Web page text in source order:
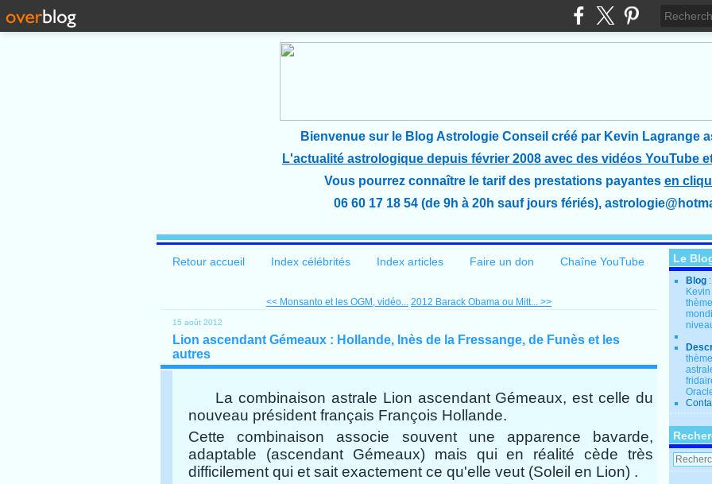
Bienvenue sur le Blog Astrologie Conseil créé par Kevin Lagrange
L'actualité astrologique depuis février 2008 avec des vidéos YouTube
Vous pourrez connaître le tarif des prestations payantes en
06 60 17 18 54 (de 9h à 20h sauf jours fériés),
Retour accueil Index célébrités Index articles Faire un don Chaîne YouTube
<< Monsanto et les OGM, vidéo... 2012 Barack Obama ou Mitt... >>
15 août 2012
Lion ascendant Gémeaux : Hollande, Inès de la Fressange, de Funès et les
autres
La combinaison astrale Lion ascendant Gémeaux, est celle du
nouveau président français François Hollande.
Cette combinaison associe souvent une apparence bavarde,
adaptable (ascendant Gémeaux) mais qui en réalité cède très
difficilement qui et sait exactement ce qu'elle veut (Soleil en Lion) .
Le
Blog